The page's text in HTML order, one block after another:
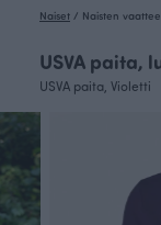
Naiset / Naisten
USVA paita,
USVA paita, Violetti